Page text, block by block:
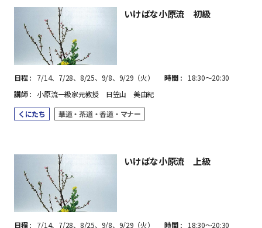
いけばな小原流 初級
日程 7/14、7/28、8/25、9/8、9/29（火） 時間
18:30～20:30
講師
小原流一級家元教授 日笠山 美由紀
くにたち
華道・茶道・香道・マナー
いけばな小原流 上級
日程 7/14、7/28、8/25、9/8、9/29（火） 時間
18:30～20:30